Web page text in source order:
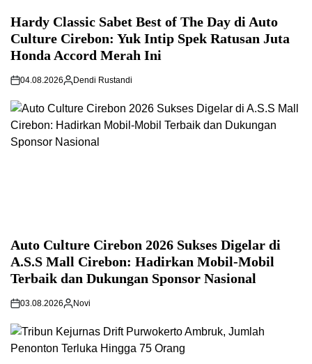
Hardy Classic Sabet Best of The Day di Auto
Culture Cirebon: Yuk Intip Spek Ratusan Juta
Honda Accord Merah Ini
04.08.2026 Dendi Rustandi
Auto Culture Cirebon 2026 Sukses Digelar di
A.S.S Mall Cirebon: Hadirkan Mobil-Mobil
Terbaik dan Dukungan Sponsor Nasional
03.08.2026 Novi